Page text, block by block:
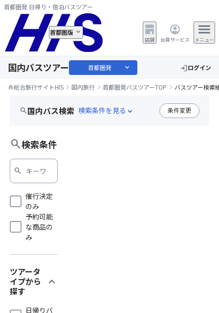
首都圏発 日帰り・宿泊バスツアー
首都圏版
店舗 会員サービス メニュー
国内バスツアー 首都圏発 expand_more loginログイン
home総合旅行サイトHIS 国内旅行 首都圏発バスツアーTOP バスツアー検索
search国内バス検索 expand_more 条件変更
search検索条件
search
催行決定
のみ
予約可能
な商品の
み
ツアータ
イプから
探す
expand_more
日帰りバ